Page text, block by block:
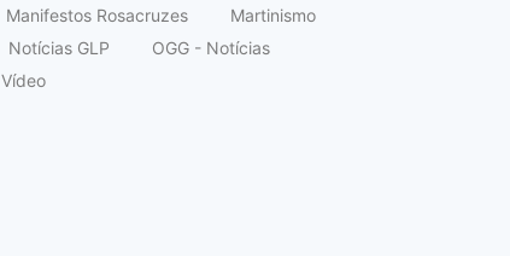
Manifestos Rosacruzes
Martinismo
Notícias GLP
OGG - Notícias
Vídeo